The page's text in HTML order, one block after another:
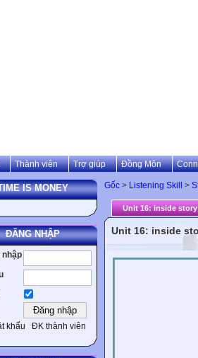
Thành viên Trợ giúp Đồng Môn
IS MONEY
ĐĂNG NHẬP
nhập
khẩu ĐK thành viên
Gốc > Listening Skill >
Unit 16: inside story
Unit 16: inside